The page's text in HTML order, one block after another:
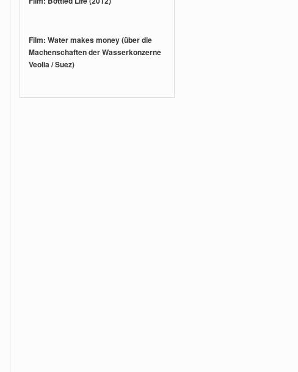
Film: Water makes money (über die
Machenschaften der Wasserkonzerne
Veolia / Suez)